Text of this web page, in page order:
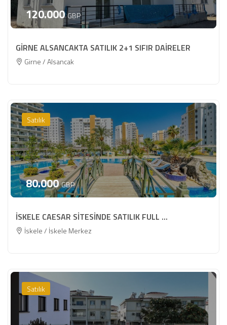
120.000 GBP
GİRNE ALSANCAKTA SATILIK 2+1 SIFIR DAİRELER
Girne / Alsancak
Satılık
80.000 GBP
İSKELE CAESAR SİTESİNDE SATILIK FULL ...
İskele / İskele Merkez
Satılık